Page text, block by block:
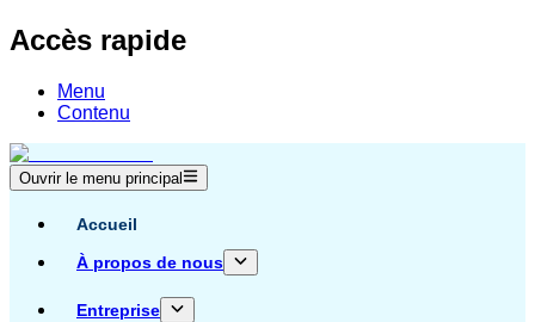
Accès rapide
Menu
Contenu
Ouvrir le menu principal
Accueil
À propos de nous
Entreprise